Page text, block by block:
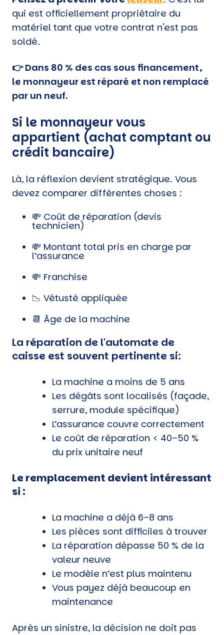
qui est officiellement propriétaire du
matériel tant que votre contrat n'est pas
soldé.
👉 Dans 80 % des cas sous financement,
le monnayeur est réparé et non remplacé
par un neuf.
Si le monnayeur vous
appartient (achat comptant ou
crédit bancaire)
Là, la réflexion devient stratégique. Vous
devez comparer différentes choses :
💸 Coût de réparation (devis
technicien)
💸 Montant total pris en charge par
l’assurance
💸 Franchise
📉 Vétusté appliquée
📆 Âge de la machine
La réparation de l'automate de
caisse est souvent pertinente si:
La machine a moins de 5 ans
Les dégâts sont localisés (façade,
serrure, module spécifique)
L’assurance couvre correctement
Le coût de réparation < 40–50 %
du prix unitaire neuf
Le remplacement devient intéressant
si :
La machine a déjà 6–8 ans
Les pièces sont difficiles à trouver
La réparation dépasse 50 % de la
valeur neuve
Le modèle n’est plus maintenu
Vous payez déjà beaucoup en
maintenance
Après un sinistre, la décision ne doit pas